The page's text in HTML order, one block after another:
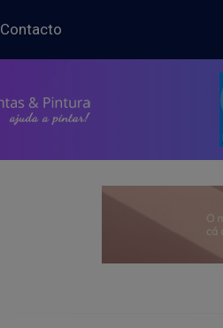
Contacto